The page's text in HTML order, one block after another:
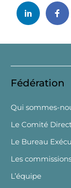
Fédération
Qui sommes-
Le Comité
Le Bureau
Les
L’équipe